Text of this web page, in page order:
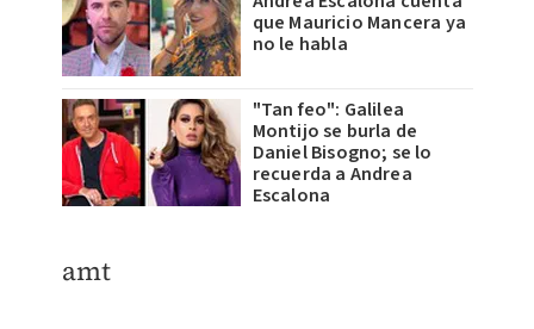
que Mauricio Mancera ya
no le habla
"Tan feo": Galilea
Montijo se burla de
Daniel Bisogno; se lo
recuerda a Andrea
Escalona
amt